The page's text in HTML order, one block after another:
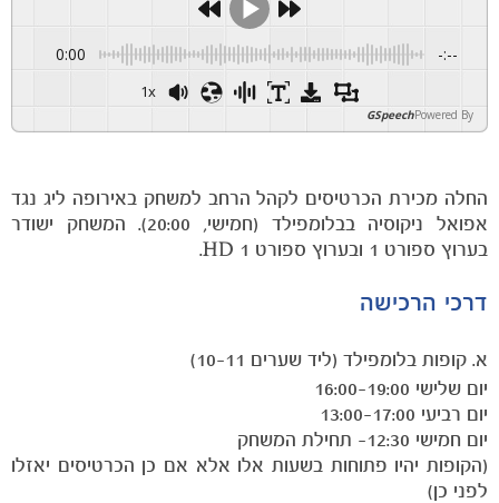
0:00 -:--
1x
Powered By
GSpeech
החלה מכירת הכרטיסים לקהל הרחב למשחק באירופה ליג נגד
אפואל ניקוסיה בבלומפילד (חמישי, 20:00). המשחק ישודר
בערוץ ספורט 1 ובערוץ ספורט 1 HD.
דרכי הרכישה
א. קופות בלומפילד (ליד שערים 10-11)
יום שלישי 16:00-19:00
יום רביעי 13:00-17:00
יום חמישי 12:30- תחילת המשחק
(הקופות יהיו פתוחות בשעות אלו אלא אם כן הכרטיסים יאזלו
לפני כן)